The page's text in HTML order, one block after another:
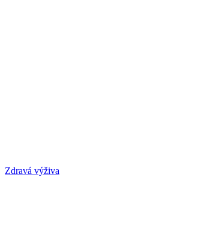
Zdravá výživa